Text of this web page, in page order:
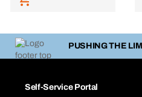
PUSHING THE
Self-Service Portal